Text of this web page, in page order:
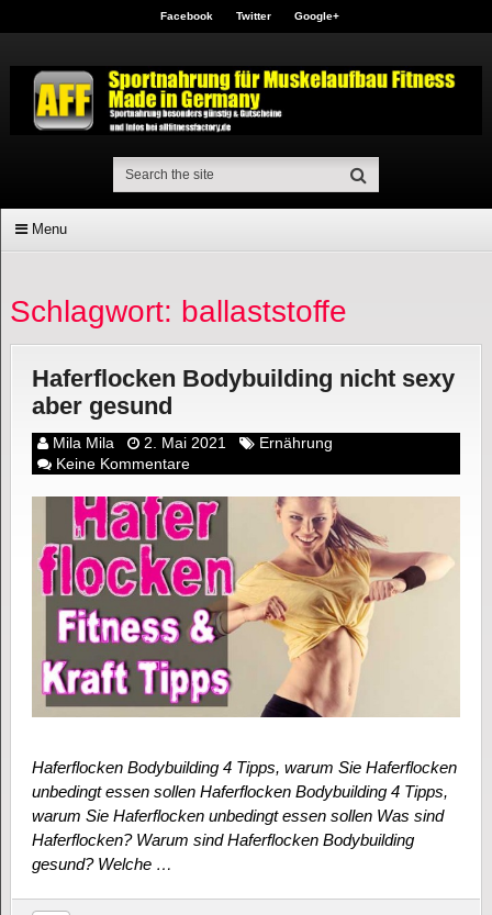
Facebook Twitter Google+
Menu
Schlagwort: ballaststoffe
Haferflocken Bodybuilding nicht sexy
aber gesund
Mila Mila 2. Mai 2021
Ernährung
Keine Kommentare
Haferflocken Bodybuilding 4 Tipps, warum Sie Haferflocken
unbedingt essen sollen Haferflocken Bodybuilding 4 Tipps,
warum Sie Haferflocken unbedingt essen sollen Was sind
Haferflocken? Warum sind Haferflocken Bodybuilding
gesund? Welche …